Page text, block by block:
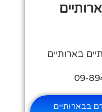
בארותיים
בבארותיים